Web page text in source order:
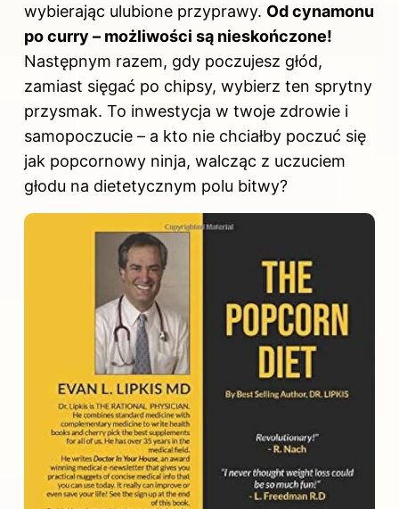
wybierając ulubione przyprawy. Od cynamonu
po curry – możliwości są nieskończone!
Następnym razem, gdy poczujesz głód,
zamiast sięgać po chipsy, wybierz ten sprytny
przysmak. To inwestycja w twoje zdrowie i
samopoczucie – a kto nie chciałby poczuć się
jak popcornowy ninja, walcząc z uczuciem
głodu na dietetycznym polu bitwy?